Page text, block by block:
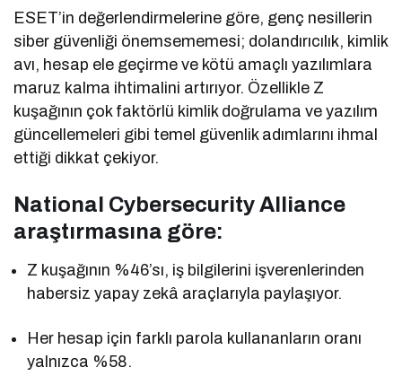
ESET’in değerlendirmelerine göre, genç nesillerin
siber güvenliği önemsememesi; dolandırıcılık, kimlik
avı, hesap ele geçirme ve kötü amaçlı yazılımlara
maruz kalma ihtimalini artırıyor. Özellikle Z
kuşağının çok faktörlü kimlik doğrulama ve yazılım
güncellemeleri gibi temel güvenlik adımlarını ihmal
ettiği dikkat çekiyor.
National Cybersecurity Alliance
araştırmasına göre:
Z kuşağının %46’sı, iş bilgilerini işverenlerinden
habersiz yapay zekâ araçlarıyla paylaşıyor.
Her hesap için farklı parola kullananların oranı
yalnızca %58.